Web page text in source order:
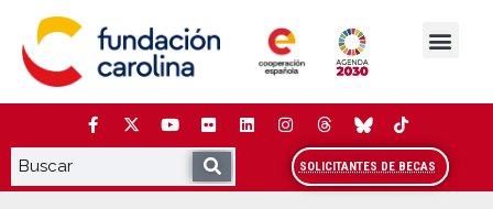
contenido
SOLICITANTES DE BECAS